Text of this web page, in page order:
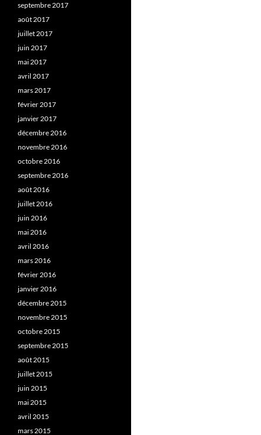
septembre 2017
août 2017
juillet 2017
juin 2017
mai 2017
avril 2017
mars 2017
février 2017
janvier 2017
décembre 2016
novembre 2016
octobre 2016
septembre 2016
août 2016
juillet 2016
juin 2016
mai 2016
avril 2016
mars 2016
février 2016
janvier 2016
décembre 2015
novembre 2015
octobre 2015
septembre 2015
août 2015
juillet 2015
juin 2015
mai 2015
avril 2015
mars 2015